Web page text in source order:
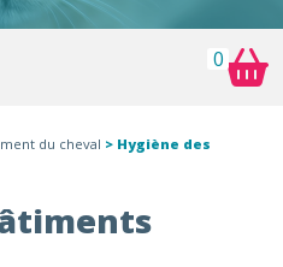
0
du cheval > Hygiène des